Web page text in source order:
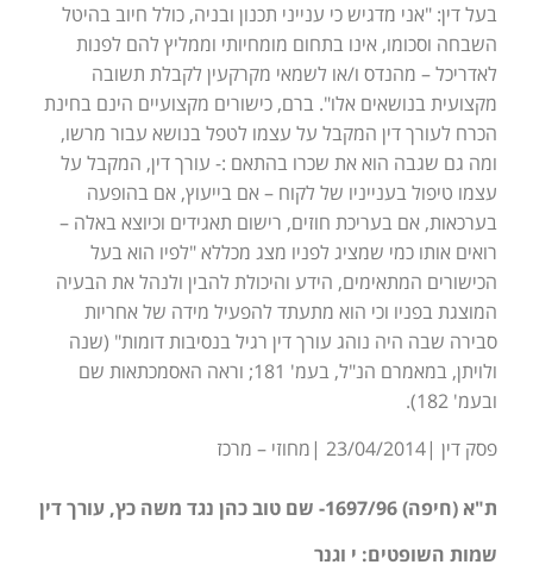
בעל דין: "אני מדגיש כי ענייני תכנון ובניה, כולל חיוב בהיטל
השבחה וסכומו, אינו בתחום מומחיותי וממליץ להם לפנות
לאדריכל – מהנדס ו/או לשמאי מקרקעין לקבלת תשובה
מקצועית בנושאים אלו". ברם, כישורים מקצועיים הינם בחינת
הכרח לעורך דין המקבל על עצמו לטפל בנושא עבור מרשו,
ומה גם שגבה הוא את שכרו בהתאם :- עורך דין, המקבל על
עצמו טיפול בענייניו של לקוח – אם בייעוץ, אם בהופעה
בערכאות, אם בעריכת חוזים, רישום תאגידים וכיוצא באלה –
רואים אותו כמי שמציג לפניו מצג מכללא "לפיו הוא בעל
הכישורים המתאימים, הידע והיכולת להבין ולנהל את הבעיה
המוצגת בפניו וכי הוא מתעתד להפעיל מידה של אחריות
סבירה שבה היה נוהג עורך דין רגיל בנסיבות דומות" (שנה
ולויתן, במאמרם הנ"ל, בעמ' 181; וראה האסמכתאות שם
ובעמ' 182).
פסק דין |23/04/2014 |מחוזי – מרכז
ת"א (חיפה) 1697/96- שם טוב כהן נגד משה כץ, עורך דין
שמות השופטים: י וגנר